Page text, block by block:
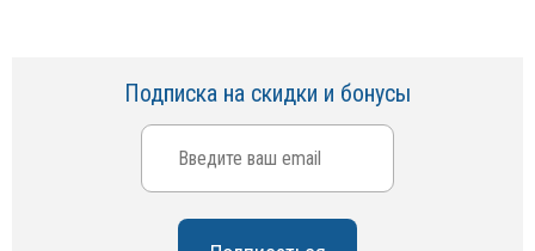
Подписка на скидки и бонусы